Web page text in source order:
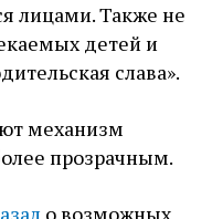
лицами. Также не
детей и
слава».
механизм
прозрачным.
о возможных